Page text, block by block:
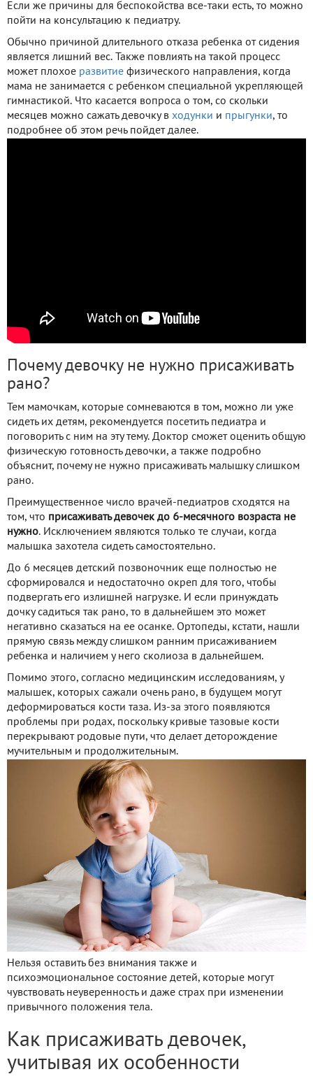
Если же причины для беспокойства все-таки есть, то можно
пойти на консультацию к педиатру.
Обычно причиной длительного отказа ребенка от сидения
является лишний вес. Также повлиять на такой процесс
может плохое развитие физического направления, когда
мама не занимается с ребенком специальной укрепляющей
гимнастикой. Что касается вопроса о том, со скольки
месяцев можно сажать девочку в ходунки и прыгунки, то
подробнее об этом речь пойдет далее.
Почему девочку не нужно присаживать
рано?
Тем мамочкам, которые сомневаются в том, можно ли уже
сидеть их детям, рекомендуется посетить педиатра и
поговорить с ним на эту тему. Доктор сможет оценить общую
физическую готовность девочки, а также подробно
объяснит, почему не нужно присаживать малышку слишком
рано.
Преимущественное число врачей-педиатров сходятся на
том, что присаживать девочек до 6-месячного возраста не
нужно. Исключением являются только те случаи, когда
малышка захотела сидеть самостоятельно.
До 6 месяцев детский позвоночник еще полностью не
сформировался и недостаточно окреп для того, чтобы
подвергать его излишней нагрузке. И если принуждать
дочку садиться так рано, то в дальнейшем это может
негативно сказаться на ее осанке. Ортопеды, кстати, нашли
прямую связь между слишком ранним присаживанием
ребенка и наличием у него сколиоза в дальнейшем.
Помимо этого, согласно медицинским исследованиям, у
малышек, которых сажали очень рано, в будущем могут
деформироваться кости таза. Из-за этого появляются
проблемы при родах, поскольку кривые тазовые кости
перекрывают родовые пути, что делает деторождение
мучительным и продолжительным.
Нельзя оставить без внимания также и
психоэмоциональное состояние детей, которые могут
чувствовать неуверенность и даже страх при изменении
привычного положения тела.
Как присаживать девочек,
учитывая их особенности